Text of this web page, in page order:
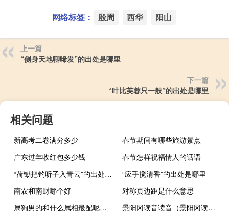
网络标签： 殷周 西华 阳山
上一篇
“侧身天地聊晞发”的出处是哪里
下一篇
“叶比芙蓉只一般”的出处是哪里
相关问题
新高考二卷满分多少
春节期间有哪些旅游景点
广东过年收红包多少钱
春节怎样祝福情人的话语
“荷锄把钓听子入青云”的出处是哪里
“应手搅清香”的出处是哪里
南农和南财哪个好
对称页边距是什么意思
属狗男的和什么属相最配呢（属狗男的和什么属相最配）
景阳冈读音读音（景阳冈读音）